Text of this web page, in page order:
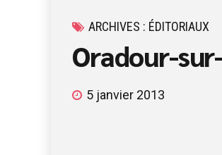
ARCHIVES : ÉDITORIAUX
Oradour-
5 janvier 2013